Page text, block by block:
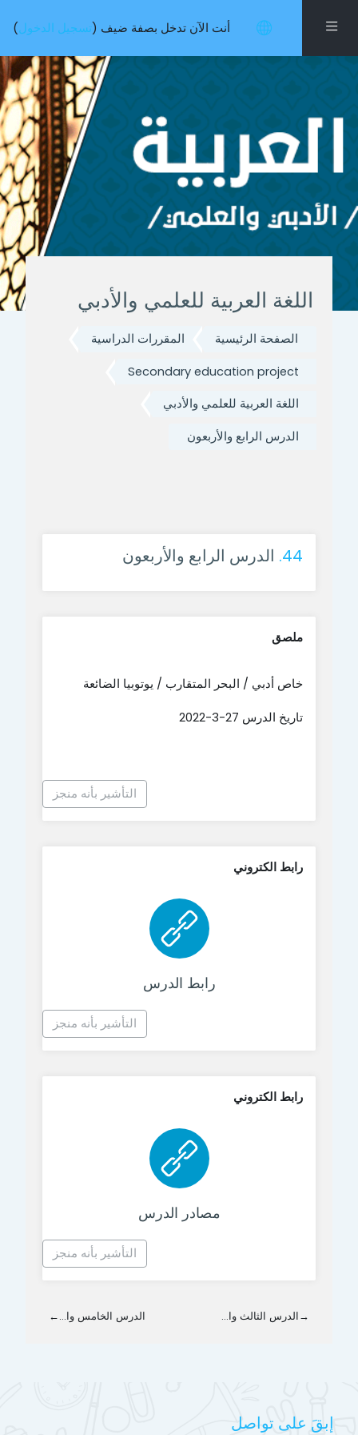
واجهة جانبية أنت الآن تدخل بصفة ضيف (تسجيل الدخول)
اللغة العربية للعلمي والأدبي
الصفحة الرئيسية المقررات الدراسية
Secondary education project
اللغة العربية للعلمي والأدبي
الدرس الرابع والأربعون
44. الدرس الرابع والأربعون
ملصق
خاص أدبي / البحر المتقارب / يوتوبيا الضائعة
تاريخ الدرس 27-3-2022
التأشير بأنه منجز
رابط الكتروني
رابط الدرس
رابط الكتروني
التأشير بأنه منجز
رابط الكتروني
مصادر الدرس
رابط الكتروني
التأشير بأنه منجز
→الدرس الثالث وا... الدرس الخامس وا...←
إبقَ على تواصل